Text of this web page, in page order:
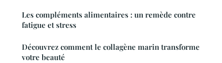
Les compléments alimentaires : un remède contre
fatigue et stress
Découvrez comment le collagène marin transforme
votre beauté